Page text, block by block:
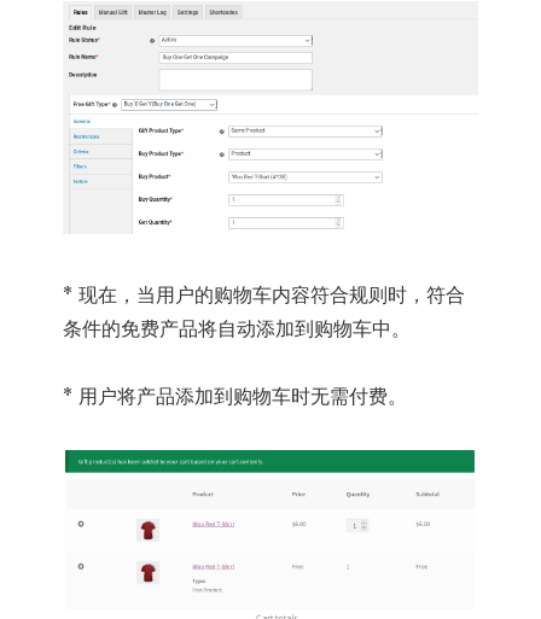
* 现在，当用户的购物车内容符合规则时，符合
条件的免费产品将自动添加到购物车中。
* 用户将产品添加到购物车时无需付费。